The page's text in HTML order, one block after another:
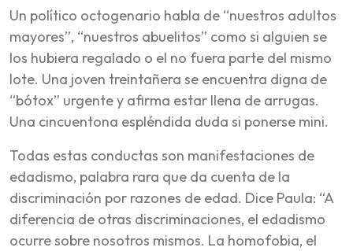
Un político octogenario habla de “nuestros adultos
mayores”, “nuestros abuelitos” como si alguien se
los hubiera regalado o el no fuera parte del mismo
lote. Una joven treintañera se encuentra digna de
“bótox” urgente y afirma estar llena de arrugas.
Una cincuentona espléndida duda si ponerse mini.
Todas estas conductas son manifestaciones de
edadismo, palabra rara que da cuenta de la
discriminación por razones de edad. Dice Paula: “A
diferencia de otras discriminaciones, el edadismo
ocurre sobre nosotros mismos. La homofobia, el